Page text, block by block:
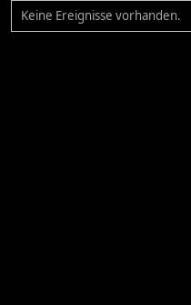
Keine Ereignisse vorhanden.